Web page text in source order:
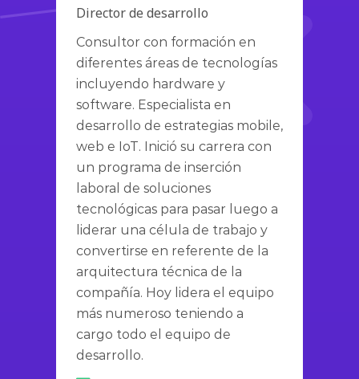
Director de desarrollo
Consultor con formación en
diferentes áreas de tecnologías
incluyendo hardware y
software. Especialista en
desarrollo de estrategias mobile,
web e IoT. Inició su carrera con
un programa de inserción
laboral de soluciones
tecnológicas para pasar luego a
liderar una célula de trabajo y
convertirse en referente de la
arquitectura técnica de la
compañía. Hoy lidera el equipo
más numeroso teniendo a
cargo todo el equipo de
desarrollo.